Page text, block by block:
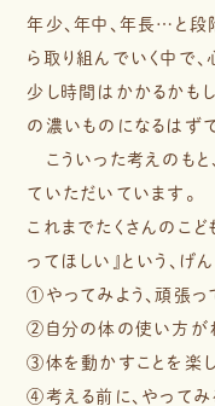
年少、年中、年長…と段
ら取り組んでいく中で
少し時間はかかるかもし
の濃いものになるはず
こういった考えのもと
ていただいています。
これまでたくさんのこど
ってほしい』という、
①やってみよう、頑張っ
②自分の体の使い方が
③体を動かすことを楽し
④考える前に、やってみ